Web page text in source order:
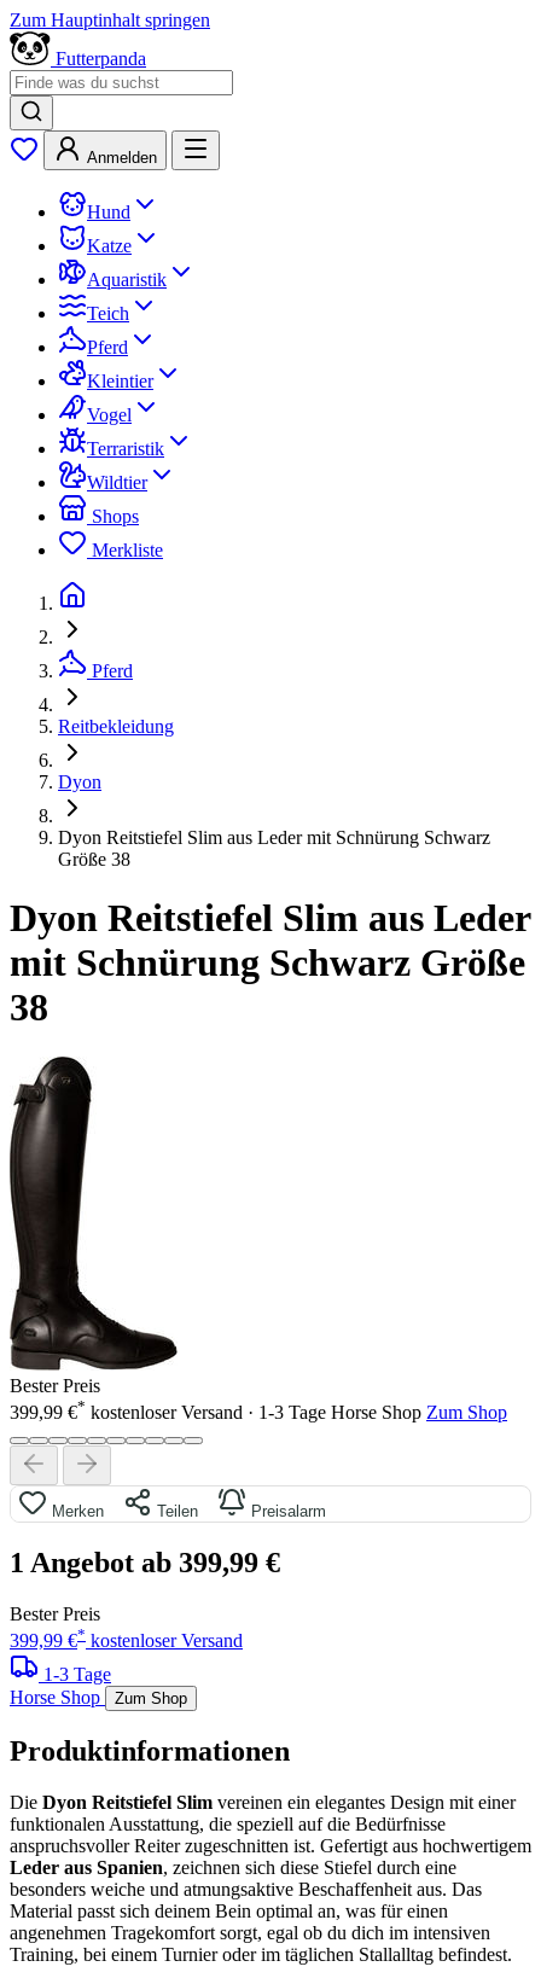
Zum Hauptinhalt springen
Futterpanda
Anmelden
Hund
Katze
Aquaristik
Teich
Pferd
Kleintier
Vogel
Terraristik
Wildtier
Shops
Merkliste
Pferd
Reitbekleidung
Dyon
Dyon Reitstiefel Slim aus Leder mit Schnürung Schwarz
Größe 38
Dyon Reitstiefel Slim aus Leder
mit Schnürung Schwarz Größe
38
Bester Preis
399,99 €* kostenloser Versand · 1-3 Tage Horse Shop Zum Shop
Merken Teilen Preisalarm
1 Angebot ab 399,99 €
Bester Preis
399,99 €* kostenloser Versand
1-3 Tage
Horse Shop
Zum Shop
Produktinformationen
Die Dyon Reitstiefel Slim vereinen ein elegantes Design mit einer
funktionalen Ausstattung, die speziell auf die Bedürfnisse
anspruchsvoller Reiter zugeschnitten ist. Gefertigt aus hochwertigem
Leder aus Spanien, zeichnen sich diese Stiefel durch eine
besonders weiche und atmungsaktive Beschaffenheit aus. Das
Material passt sich deinem Bein optimal an, was für einen
angenehmen Tragekomfort sorgt, egal ob du dich im intensiven
Training, bei einem Turnier oder im täglichen Stallalltag befindest.